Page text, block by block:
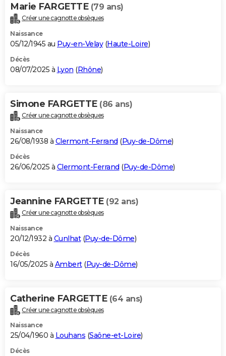
Carte de Noël
Carte Bonne année
Carte Saint-Valentin
Carte Pâques
Carte d'anniversaire
DICTIONNAIRE
Dictionnaire
Biographies
Citations
Expressions
Proverbes
PROGRAMME TV
S'inscrire
Se connecter
Lycées
Collèges
Primaires
Universités
Entreprises
Service militaire
Avis de recherche
AVIS DE DÉCÈS
Bricolage
Lifestyle
Culture
Sport
Auto
Television
Voyage
Cinema
Marie FARGETTE (79 ans)
Créer une cagnotte obsèques
Naissance
05/12/1945 au Puy-en-Velay(Haute-Loire)
Décès
08/07/2025 à Lyon (Rhône)
Simone FARGETTE (86 ans)
Créer une cagnotte obsèques
Naissance
26/08/1938 à Clermont-Ferrand (Puy-de-Dôme)
Décès
26/06/2025 à Clermont-Ferrand (Puy-de-Dôme)
Jeannine FARGETTE (92 ans)
Créer une cagnotte obsèques
Naissance
20/12/1932 à Cunlhat(Puy-de-Dôme)
Décès
16/05/2025 à Ambert(Puy-de-Dôme)
Catherine FARGETTE (64 ans)
Créer une cagnotte obsèques
Naissance
25/04/1960 à Louhans (Saône-et-Loire)
Décès